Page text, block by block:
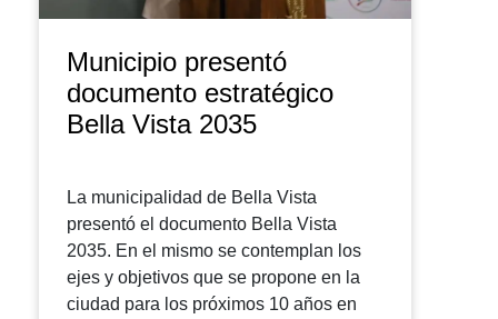
Municipio presentó
documento estratégico
Bella Vista 2035
La municipalidad de Bella Vista
presentó el documento Bella Vista
2035. En el mismo se contemplan los
ejes y objetivos que se propone en la
ciudad para los próximos 10 años en